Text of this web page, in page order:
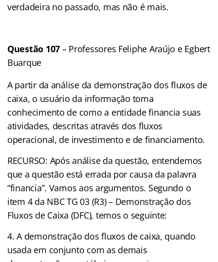
verdadeira no passado, mas não é mais.
Questão 107 – Professores Feliphe Araújo e Egbert
Buarque
A partir da análise da demonstração dos fluxos de
caixa, o usuário da informação toma
conhecimento de como a entidade financia suas
atividades, descritas através dos fluxos
operacional, de investimento e de financiamento.
RECURSO: Após análise da questão, entendemos
que a questão está errada por causa da palavra
“financia”. Vamos aos argumentos. Segundo o
item 4 da NBC TG 03 (R3) – Demonstração dos
Fluxos de Caixa (DFC), temos o seguinte:
4. A demonstração dos fluxos de caixa, quando
usada em conjunto com as demais